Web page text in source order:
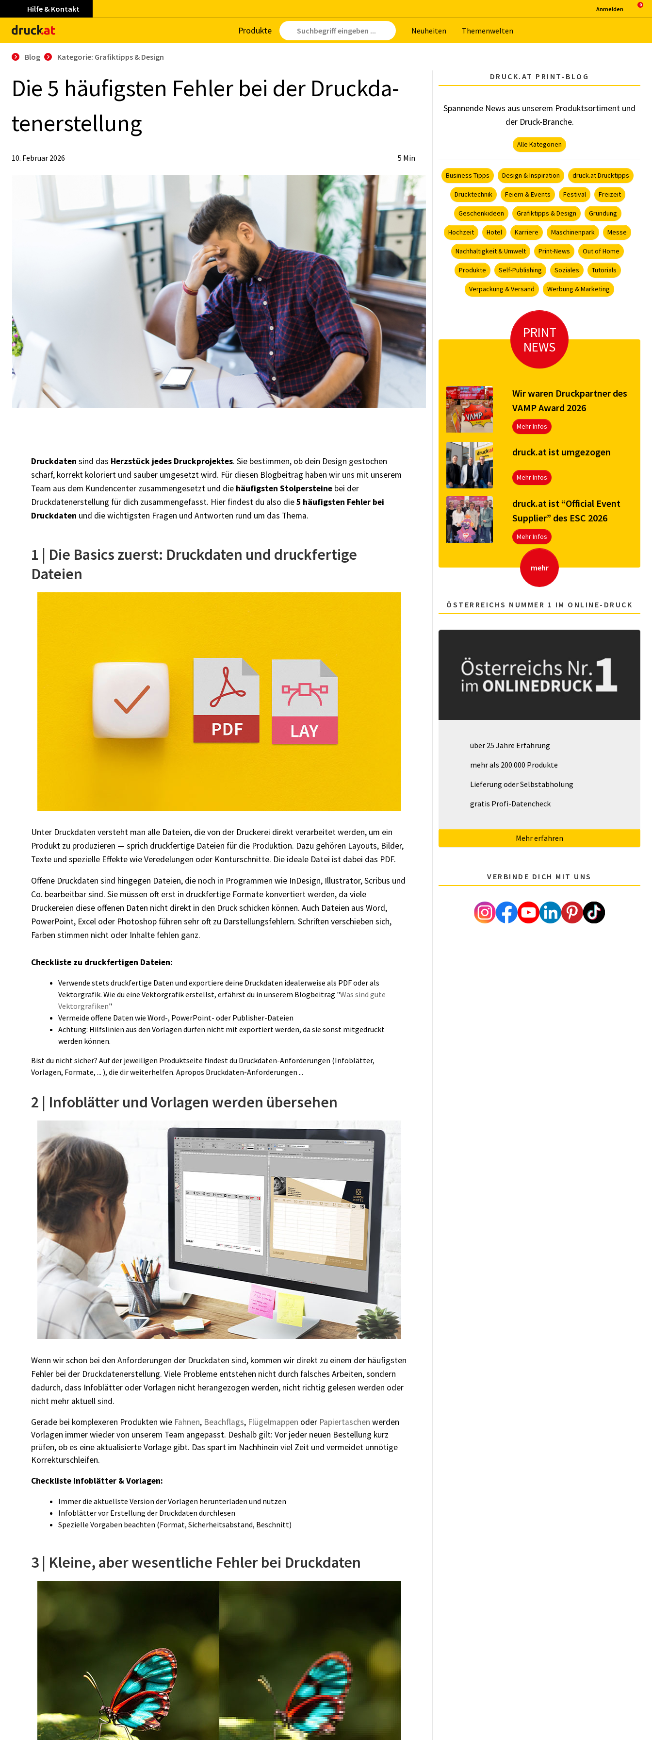
Hilfe & Kontakt
Pro­duk­te Neu­hei­ten The­men­wel­ten
An­mel­den
Blog Kategorie: Grafiktipps & Design
Die 5 häu­figs­ten Feh­ler bei der Druck­da­
ten­er­stel­lung
10. Februar 2026 5 Min
Druckdaten sind das Herzstück jedes Druckprojektes. Sie bestimmen, ob dein Design gestochen
scharf, korrekt koloriert und sauber umgesetzt wird. Für diesen Blogbeitrag haben wir uns mit unserem
Team aus dem Kundencenter zusammengesetzt und die häufigsten Stolpersteine bei der
Druckdatenerstellung für dich zusammengefasst. Hier findest du also die5 häufigsten Fehler bei
Druckdaten und die wichtigsten Fragen und Antworten rund um das Thema.
1 | Die Basics zuerst: Druckdaten und druckfertige
Dateien
Unter Druckdaten versteht man alle Dateien, die von der Druckerei direkt verarbeitet werden, um ein
Produkt zu produzieren — sprich druckfertige Dateien für die Produktion. Dazu gehören Layouts, Bilder,
Texte und spezielle Effekte wie Veredelungen oder Konturschnitte. Die ideale Datei ist dabei das PDF.
Offene Druckdaten sind hingegen Dateien, die noch in Programmen wie InDesign, Illustrator, Scribus und
Co. bearbeitbar sind. Sie müssen oft erst in druckfertige Formate konvertiert werden, da viele
Druckereien diese offenen Daten nicht direkt in den Druck schicken können. Auch Dateien aus Word,
PowerPoint, Excel oder Photoshop führen sehr oft zu Darstellungsfehlern. Schriften verschieben sich,
Farben stimmen nicht oder Inhalte fehlen ganz.
Checkliste zu druckfertigen Dateien:
Verwende stets druckfertige Daten und exportiere deine Druckdaten idealerweise als PDF oder als
Vektorgrafik. Wie du eine Vektorgrafik erstellst, erfährst du in unserem Blogbeitrag "Was sind gute
Vektorgrafiken"
Vermeide offene Daten wie Word-, PowerPoint- oder Publisher-Dateien
Achtung: Hilfslinien aus den Vorlagen dürfen nicht mit exportiert werden, da sie sonst mitgedruckt
werden können.
Bist du nicht sicher? Auf der jeweiligen Produktseite findest du Druckdaten-Anforderungen (Infoblätter,
Vorlagen, Formate, ... ), die dir weiterhelfen. Apropos Druckdaten-Anforderungen ...
2 | Infoblätter und Vorlagen werden übersehen
Wenn wir schon bei den Anforderungen der Druckdaten sind, kommen wir direkt zu einem der häufigsten
Fehler bei der Druckdatenerstellung. Viele Probleme entstehen nicht durch falsches Arbeiten, sondern
dadurch, dass Infoblätter oder Vorlagen nicht herangezogen werden, nicht richtig gelesen werden oder
nicht mehr aktuell sind.
Gerade bei komplexeren Produkten wie Fahnen, Beachflags, Flügelmappen oder Papiertaschen werden
Vorlagen immer wieder von unserem Team angepasst. Deshalb gilt: Vor jeder neuen Bestellung kurz
prüfen, ob es eine aktualisierte Vorlage gibt. Das spart im Nachhinein viel Zeit und vermeidet unnötige
Korrekturschleifen.
Checkliste Infoblätter & Vorlagen:
Immer die aktuellste Version der Vorlagen herunterladen und nutzen
Infoblätter vor Erstellung der Druckdaten durchlesen
Spezielle Vorgaben beachten (Format, Sicherheitsabstand, Beschnitt)
3 | Kleine, aber wesentliche Fehler bei Druckdaten
DRUCK.AT PRINT-BLOG
Spannende News aus unserem Produktsortiment und
der Druck-Branche.
Alle Kategorien
Business-Tipps Design & Inspiration druck.at Drucktipps
Drucktechnik Feiern & Events Festival Freizeit
Geschenkideen Grafiktipps & Design Gründung
Hochzeit Hotel Karriere Maschinenpark Messe
Nachhaltigkeit & Umwelt Print-News Out of Home
Produkte Self-Publishing Soziales Tutorials
Verpackung & Versand Werbung & Marketing
PRINT
NEWS
Wir waren Druckpartner des
VAMP Award 2026
Mehr Infos
druck.at ist umgezogen
Mehr Infos
druck.at ist “Official Event
Supplier” des ESC 2026
Mehr Infos
mehr
ÖSTERREICHS NUMMER 1 IM ONLINE-DRUCK
über 25 Jahre Erfahrung
mehr als 200.000 Produkte
Lieferung oder Selbstabholung
gratis Profi-Datencheck
Mehr erfahren
VERBINDE DICH MIT UNS